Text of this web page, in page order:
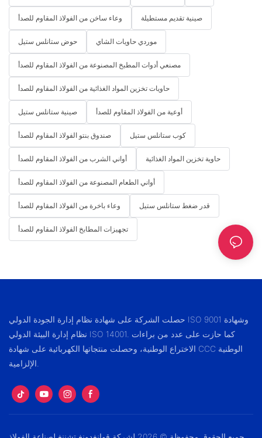
وعاء ساخن من الفولاذ المقاوم للصدأ صينية تقديم مستطيلة
حوض ستانلس ستيل موردي حاويات الشاي
مصنعي أدوات المطبخ المصنوعة من الفولاذ المقاوم للصدأ
حاويات تخزين المواد الغذائية من الفولاذ المقاوم للصدأ
صينية ستانلس ستيل أوعية من الفولاذ المقاوم للصدأ
صندوق بنتو الفولاذ المقاوم للصدأ كوب ستانلس ستيل
أواني الشرب من الفولاذ المقاوم للصدأ حاوية تخزين المواد الغذائية
أواني الطعام المصنوعة من الفولاذ المقاوم للصدأ
وعاء باخرة من الفولاذ المقاوم للصدأ قدر ضغط ستانلس ستيل
تجهيزات المطابخ الفولاذ المقاوم للصدأ
حصلت الشركة على شهادة نظام إدارة الجودة الدولي ISO 9001 وشهادة
نظام إدارة البيئة الدولي ISO 14001. كما حازت على عدد من براءات
الاختراع الوطنية، وحصلت منتجاتها الكهربائية على شهادة CCC الوطنية